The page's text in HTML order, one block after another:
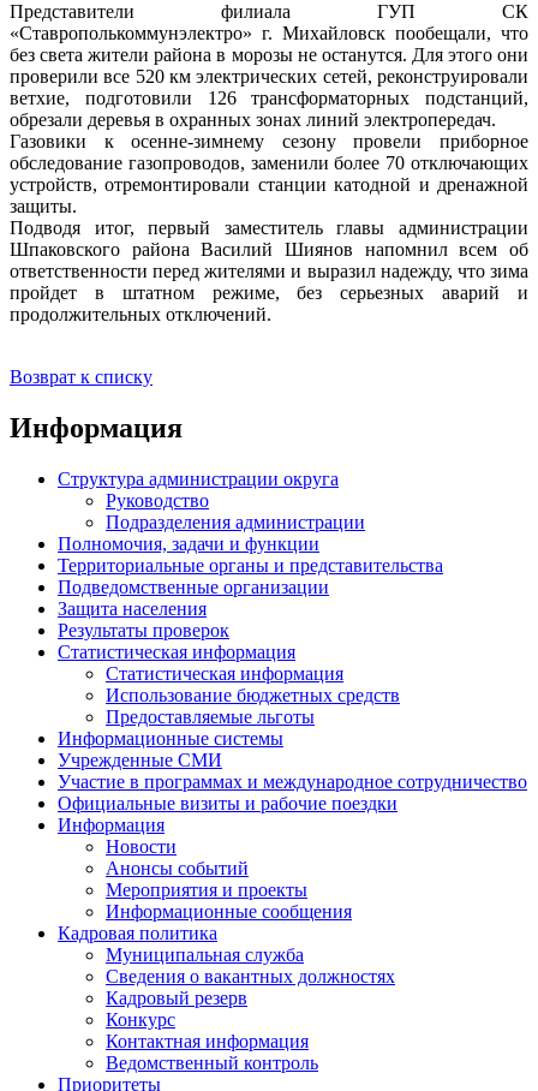
Представители филиала ГУП СК
«Ставрополькоммунэлектро» г. Михайловск пообещали, что
без света жители района в морозы не останутся. Для этого они
проверили все 520 км электрических сетей, реконструировали
ветхие, подготовили 126 трансформаторных подстанций,
обрезали деревья в охранных зонах линий электропередач.
Газовики к осенне-зимнему сезону провели приборное
обследование газопроводов, заменили более 70 отключающих
устройств, отремонтировали станции катодной и дренажной
защиты.
Подводя итог, первый заместитель главы администрации
Шпаковского района Василий Шиянов напомнил всем об
ответственности перед жителями и выразил надежду, что зима
пройдет в штатном режиме, без серьезных аварий и
продолжительных отключений.
Возврат к списку
Информация
Структура администрации округа
Руководство
Подразделения администрации
Полномочия, задачи и функции
Территориальные органы и представительства
Подведомственные организации
Защита населения
Результаты проверок
Статистическая информация
Статистическая информация
Использование бюджетных средств
Предоставляемые льготы
Информационные системы
Учрежденные СМИ
Участие в программах и международное сотрудничество
Официальные визиты и рабочие поездки
Информация
Новости
Анонсы событий
Мероприятия и проекты
Информационные сообщения
Кадровая политика
Муниципальная служба
Сведения о вакантных должностях
Кадровый резерв
Конкурс
Контактная информация
Ведомственный контроль
Приоритеты